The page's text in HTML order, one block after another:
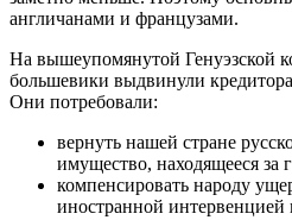
англичанами и французами.
На вышеупомянутой Генуэзской
большевики выдвинули
Они потребовали:
вернуть нашей стране
имущество, находящееся за
компенсировать народу
иностранной